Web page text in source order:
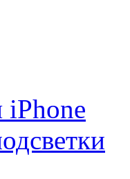
iPhone